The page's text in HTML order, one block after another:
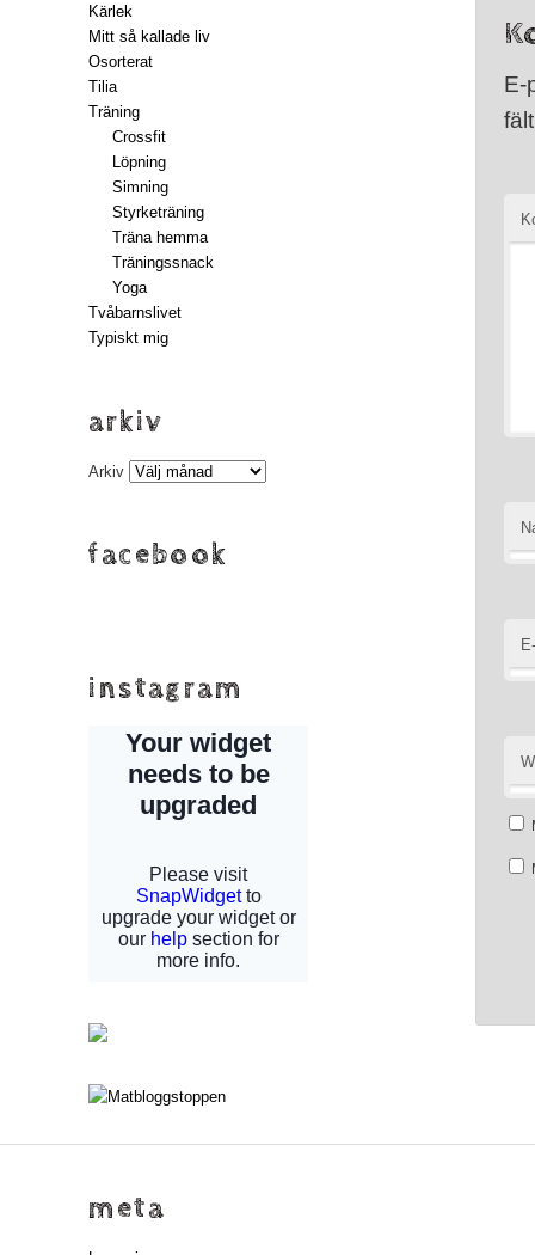
E-
Kärlek
Mitt så kallade liv
Osorterat
Tilia
Träning
Crossfit
Löpning
Simning
Styrketräning
Träna hemma
Träningssnack
Yoga
Tvåbarnslivet
Typiskt mig
arkiv
Arkiv
facebook
instagram
meta